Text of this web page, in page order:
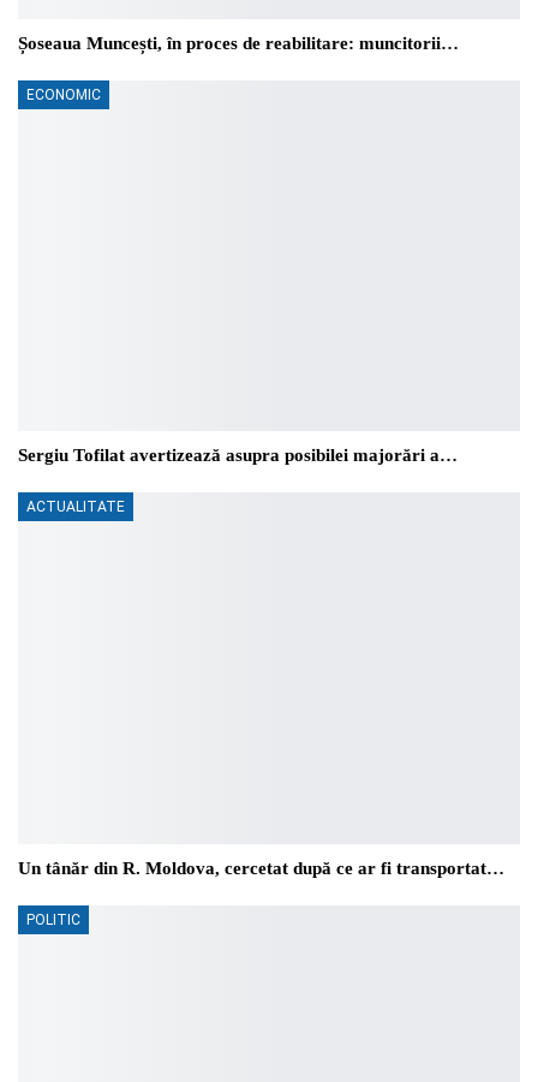
Șoseaua Muncești, în proces de reabilitare: muncitorii…
ECONOMIC
Sergiu Tofilat avertizează asupra posibilei majorări a…
ACTUALITATE
Un tânăr din R. Moldova, cercetat după ce ar fi transportat…
POLITIC